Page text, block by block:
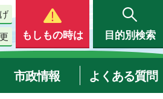
もしもの時は 目的別検索
市政情報 よくある質問